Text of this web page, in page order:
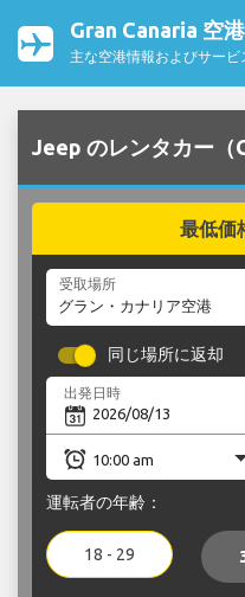
Gran Canaria 空港
主な空港情報およびサービ
Jeep のレンタカー（
最低価
受取場所
同じ場所に返却
出発日時
運転者の年齢：
18 - 29